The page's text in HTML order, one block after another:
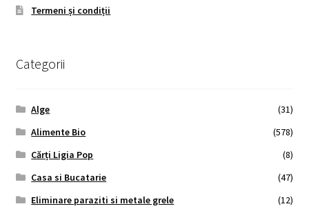
Termeni și condiții
Categorii
Alge
(31)
Alimente Bio
(578)
Cărți Ligia Pop
(8)
Casa si Bucatarie
(47)
Eliminare paraziti si metale grele
(12)